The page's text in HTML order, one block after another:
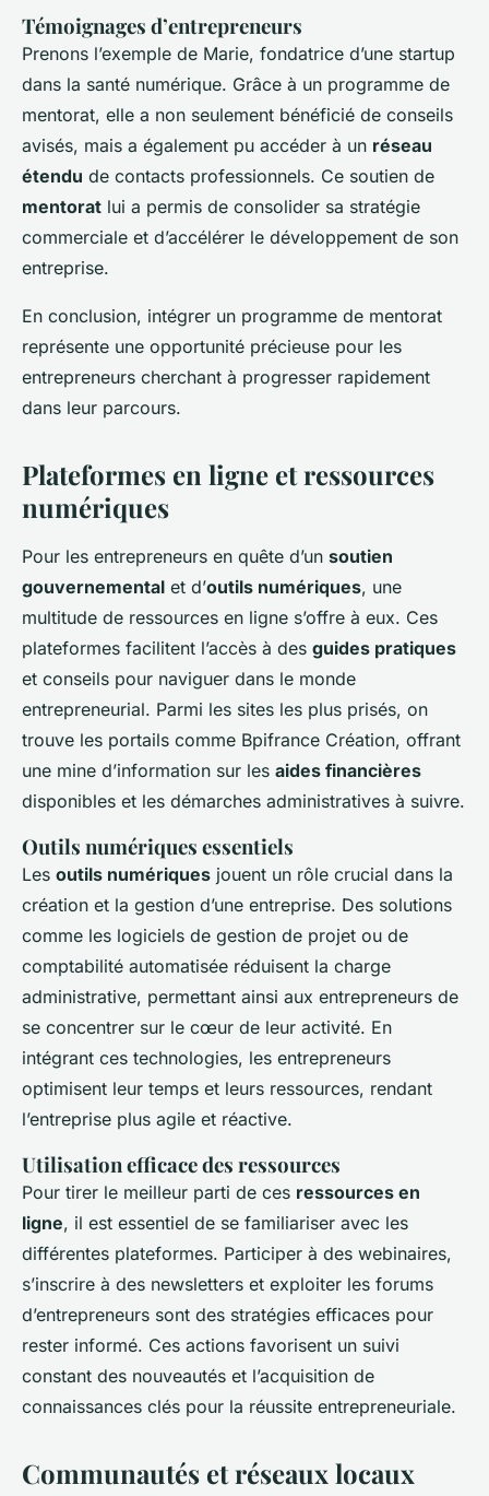
Témoignages d’entrepreneurs
Prenons l’exemple de Marie, fondatrice d’une startup
dans la santé numérique. Grâce à un programme de
mentorat, elle a non seulement bénéficié de conseils
avisés, mais a également pu accéder à un réseau
étendu de contacts professionnels. Ce soutien de
mentorat lui a permis de consolider sa stratégie
commerciale et d’accélérer le développement de son
entreprise.
En conclusion, intégrer un programme de mentorat
représente une opportunité précieuse pour les
entrepreneurs cherchant à progresser rapidement
dans leur parcours.
Plateformes en ligne et ressources
numériques
Pour les entrepreneurs en quête d’un soutien
gouvernemental et d’outils numériques, une
multitude de ressources en ligne s’offre à eux. Ces
plateformes facilitent l’accès à des guides pratiques
et conseils pour naviguer dans le monde
entrepreneurial. Parmi les sites les plus prisés, on
trouve les portails comme Bpifrance Création, offrant
une mine d’information sur les aides financières
disponibles et les démarches administratives à suivre.
Outils numériques essentiels
Les outils numériques jouent un rôle crucial dans la
création et la gestion d’une entreprise. Des solutions
comme les logiciels de gestion de projet ou de
comptabilité automatisée réduisent la charge
administrative, permettant ainsi aux entrepreneurs de
se concentrer sur le cœur de leur activité. En
intégrant ces technologies, les entrepreneurs
optimisent leur temps et leurs ressources, rendant
l’entreprise plus agile et réactive.
Utilisation efficace des ressources
Pour tirer le meilleur parti de ces ressources en
ligne, il est essentiel de se familiariser avec les
différentes plateformes. Participer à des webinaires,
s’inscrire à des newsletters et exploiter les forums
d’entrepreneurs sont des stratégies efficaces pour
rester informé. Ces actions favorisent un suivi
constant des nouveautés et l’acquisition de
connaissances clés pour la réussite entrepreneuriale.
Communautés et réseaux locaux